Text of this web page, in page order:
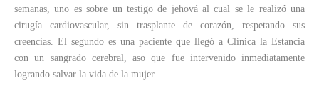
semanas, uno es sobre un testigo de jehová al cual se le realizó una
cirugía cardiovascular, sin trasplante de corazón, respetando sus
creencias. El segundo es una paciente que llegó a Clínica la Estancia
con un sangrado cerebral, aso que fue intervenido inmediatamente
logrando salvar la vida de la mujer.